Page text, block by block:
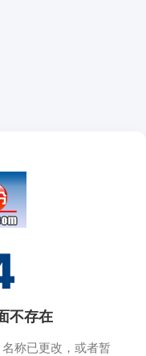
不存在
称已更改，或者暂